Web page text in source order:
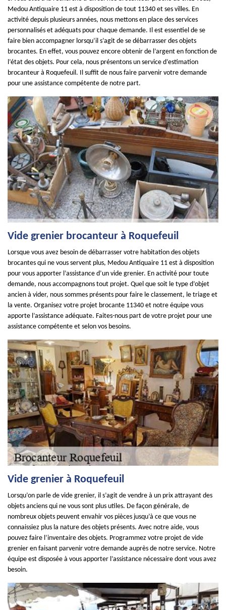
Medou Antiquaire 11 est à disposition de tout 11340 et ses villes. En
activité depuis plusieurs années, nous mettons en place des services
personnalisés et adéquats pour chaque demande. Il est essentiel de se
faire bien accompagner lorsqu’il s’agit de se débarrasser des objets
brocantes. En effet, vous pouvez encore obtenir de l’argent en fonction de
l’état des objets. Pour cela, nous présentons un service d’estimation
brocanteur à Roquefeuil. Il suffit de nous faire parvenir votre demande
pour une assistance compétente de notre part.
Vide grenier brocanteur à Roquefeuil
Lorsque vous avez besoin de débarrasser votre habitation des objets
brocantes qui ne vous servent plus, Medou Antiquaire 11 est à disposition
pour vous apporter l’assistance d’un vide grenier. En activité pour toute
demande, nous accompagnons tout projet. Quel que soit le type d’objet
ancien à vider, nous sommes présents pour faire le classement, le triage et
la vente. Organisez votre projet brocante 11340 et notre équipe vous
apporte l’assistance adéquate. Faites-nous part de votre projet pour une
assistance compétente et selon vos besoins.
Vide grenier à Roquefeuil
Lorsqu’on parle de vide grenier, il s’agit de vendre à un prix attrayant des
objets anciens qui ne vous sont plus utiles. De façon générale, de
nombreux objets peuvent envahir vos pièces jusqu’à ce que vous ne
connaissiez plus la nature des objets présents. Avec notre aide, vous
pouvez faire l’inventaire des objets. Programmez votre projet de vide
grenier en faisant parvenir votre demande auprès de notre service. Notre
équipe est disposée à vous apporter l’assistance nécessaire dont vous avez
besoin.